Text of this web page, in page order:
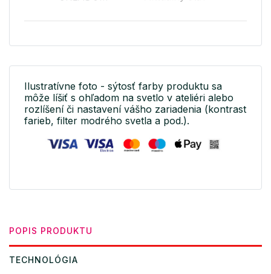
Ilustratívne foto - sýtosť farby produktu sa
môže líšiť s ohľadom na svetlo v ateliéri alebo
rozlíšení či nastavení vášho zariadenia (kontrast
farieb, filter modrého svetla a pod.).
POPIS PRODUKTU
TECHNOLÓGIA